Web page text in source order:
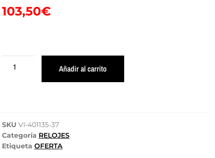
103,50€
Añadir al carrito
SKU VI-401135-37
Categoría RELOJES
Etiqueta OFERTA